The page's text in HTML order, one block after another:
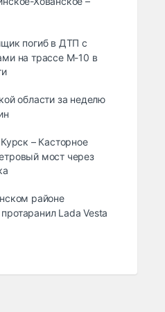
погиб в ДТП с
на трассе М-10 в
области за неделю
– Касторное
мост через
районе
Lada Vesta